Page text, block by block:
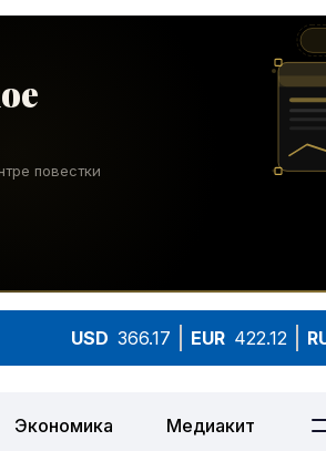
USD 366.17 EUR 422.12
Экономика Медиакит